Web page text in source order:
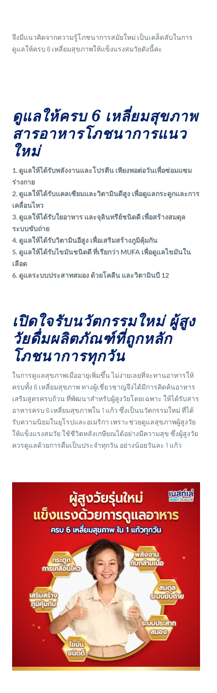
จึงมีแนวคิดจากความรู้โภชนาการสมัยใหม่ เป็นเคล็ดลับในการ
ดูแลให้ครบ 6 เหลี่ยมสุขภาพให้แข็งแรงสมวัยดังนี้ค่ะ
ดูแลให้ครบ 6 เหลี่ยมสุขภาพ
สารอาหารโภชนาการแนว
ใหม่
1. ดูแลให้ได้รับพลังงานและโปรตีน เพียงพอต่อวันเพื่อซ่อมแซม
ร่างกาย
2. ดูแลให้ได้รับแคลเซียมและวิตามินดีสูง เพื่อดูแลกระดูกและการ
เคลื่อนไหว
3. ดูแลให้ได้รับใยอาหาร และจุลินทรีย์ชนิดดี เพื่อสร้างสมดุล
ระบบขับถ่าย
4. ดูแลให้ได้รับวิตามินอีสูง เพื่อเสริมสร้างภูมิคุ้มกัน
5. ดูแลให้ได้รับไขมันชนิดดี ที่เรียกว่า MUFA เพื่อดูแลไขมันใน
เลือด
6. ดูแลระบบประสาทสมอง ด้วยโคลีน และวิตามินบี 12
เปิดใจรับนวัตกรรมใหม่ ผู้สูง
วัยดื่มผลิตภัณฑ์ที่ถูกหลัก
โภชนาการทุกวัน
ในการดูแลสุขภาพเมื่ออายุเพิ่มขึ้น ไม่ง่ายเลยที่จะทานอาหารให้
ครบทั้ง 6 เหลี่ยมสุขภาพ ทางผู้เชี่ยวชาญจึงได้มีการคิดค้นอาหาร
เสริมสูตรครบถ้วน ที่พัฒนาสำหรับผู้สูงวัยโดยเฉพาะ ให้ได้รับสาร
อาหารครบ 6 เหลี่ยมสุขภาพใน 1 แก้ว ซึ่งเป็นนวัตกรรมใหม่ ที่ได้
รับความนิยมในยุโรปและอเมริกา เพราะช่วยดูแลสุขภาพผู้สูงวัย
ให้แข็งแรงสมวัย ใช้ชีวิตหลังเกษียณได้อย่างมีความสุข ซึ่งผู้สูงวัย
ควรดูแลด้วยการดื่มเป็นประจำทุกวัน อย่างน้อยวันละ 1 แก้ว